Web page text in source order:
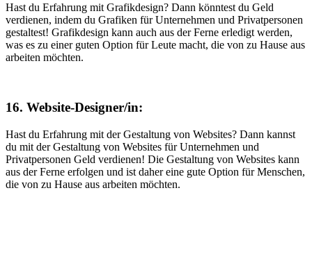
Hast du Erfahrung mit Grafikdesign? Dann könntest du Geld
verdienen, indem du Grafiken für Unternehmen und Privatpersonen
gestaltest! Grafikdesign kann auch aus der Ferne erledigt werden,
was es zu einer guten Option für Leute macht, die von zu Hause aus
arbeiten möchten.
16. Website-Designer/in:
Hast du Erfahrung mit der Gestaltung von Websites? Dann kannst
du mit der Gestaltung von Websites für Unternehmen und
Privatpersonen Geld verdienen! Die Gestaltung von Websites kann
aus der Ferne erfolgen und ist daher eine gute Option für Menschen,
die von zu Hause aus arbeiten möchten.